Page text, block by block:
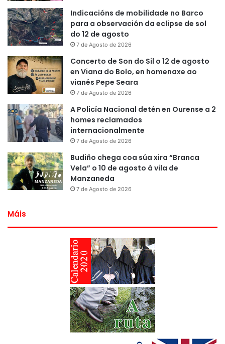
Indicacións de mobilidade no Barco
para a observación da eclipse de sol
do 12 de agosto
7 de Agosto de 2026
Concerto de Son do Sil o 12 de agosto
en Viana do Bolo, en homenaxe ao
vianés Pepe Seara
7 de Agosto de 2026
A Policía Nacional detén en Ourense a 2
homes reclamados
internacionalmente
7 de Agosto de 2026
Budiño chega coa súa xira “Branca
Vela” o 10 de agosto á vila de
Manzaneda
7 de Agosto de 2026
Máis